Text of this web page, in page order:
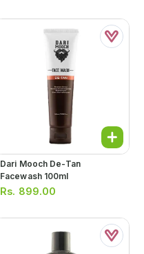
Dari Mooch De-Tan
Facewash 100ml
Rs. 899.00